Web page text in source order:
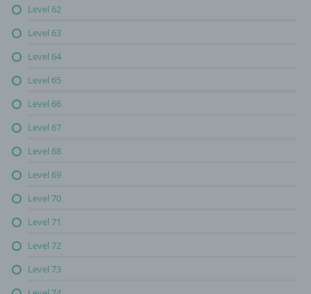
Level 62
Level 63
Level 64
Level 65
Level 66
Level 67
Level 68
Level 69
Level 70
Level 71
Level 72
Level 73